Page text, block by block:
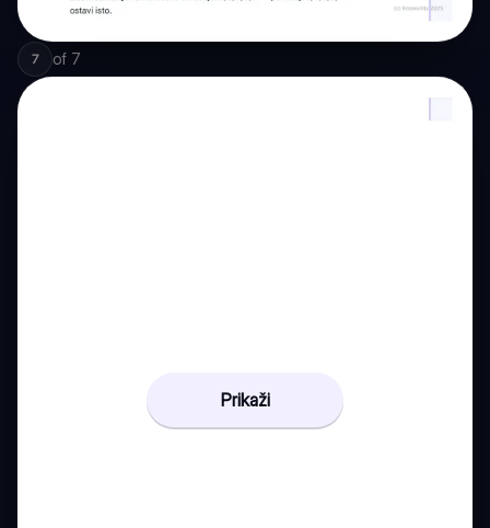
7 of 7
Prikaži